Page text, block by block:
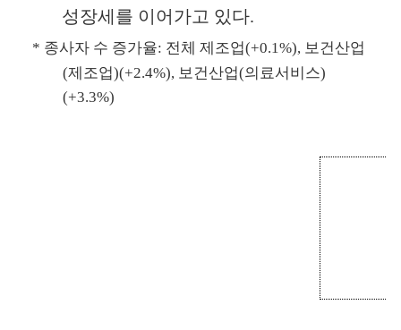
성장세를 이어가고 있다.
* 종사자 수 증가율: 전체 제조업(+0.1%), 보건산업
(제조업)(+2.4%), 보건산업(의료서비스)
(+3.3%)